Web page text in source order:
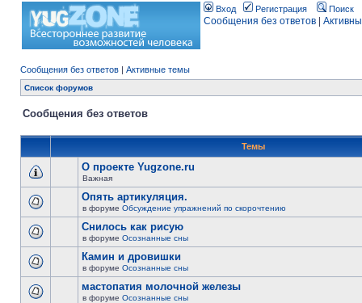
Вход Регистрация Поиск
Сообщения без ответов
Сообщения без ответов | Активные темы
Список форумов
Сообщения без ответов
Темы
О проекте Yugzone.ru
Важная
Опять артикуляция.
в форуме Обсуждение упражнений по скорочтению
Снилось как рисую
в форуме Осознанные сны
Камин и дровишки
в форуме Осознанные сны
мастопатия молочной железы
в форуме Осознанные сны